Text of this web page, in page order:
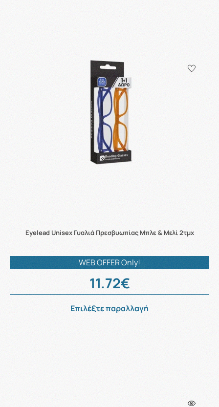
Eyelead Unisex Γυαλιά Πρεσβυωπίας Μπλε & Μελί 2τμχ
WEB OFFER Only!
11.72€
Επιλέξτε παραλλαγή